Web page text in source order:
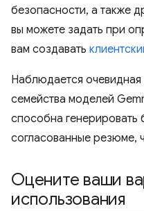
безопасности, а также
вы можете задать при
вам создавать
Наблюдается
семейства моделей
способна
согласованные резюме,
Оцените ваши
использования